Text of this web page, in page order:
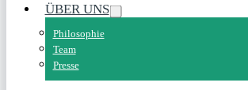
ÜBER UNS
Philosophie
Team
Presse